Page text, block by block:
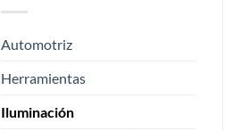
Automotriz
Herramientas
Iluminación